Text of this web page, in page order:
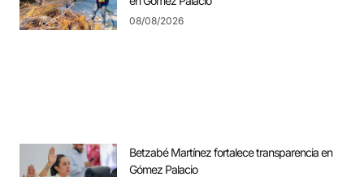
08/08/2026
Betzabé Martínez fortalece transparencia en
Gómez Palacio